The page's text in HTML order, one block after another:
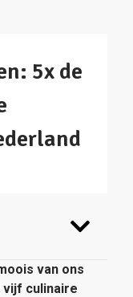
5x de
van ons
vijf culinaire